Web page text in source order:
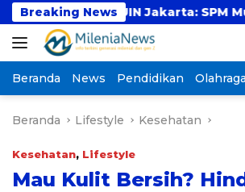
Langsung
ke
konten
Breaking News
UIN Jakarta: SPM Mu’allimin
Beranda News Pendidikan Olahraga
Beranda Lifestyle Kesehatan
Kesehatan, Lifestyle
Mau Kulit Bersih?